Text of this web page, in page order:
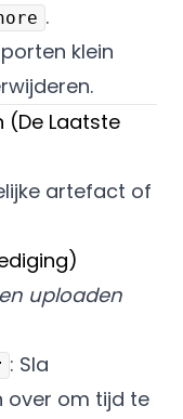
.
klein
(De Laatste
artefact of
uploaden
: Sla
om tijd te